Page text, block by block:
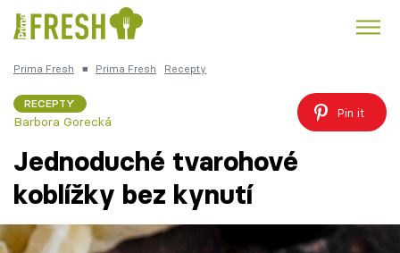
Česká kuchyně
Témata
Prima Fresh ■ Prima Fresh Recepty
RECEPTY
Barbora Gorecká
Pin it
Jednoduché tvarohové
koblížky bez kynutí